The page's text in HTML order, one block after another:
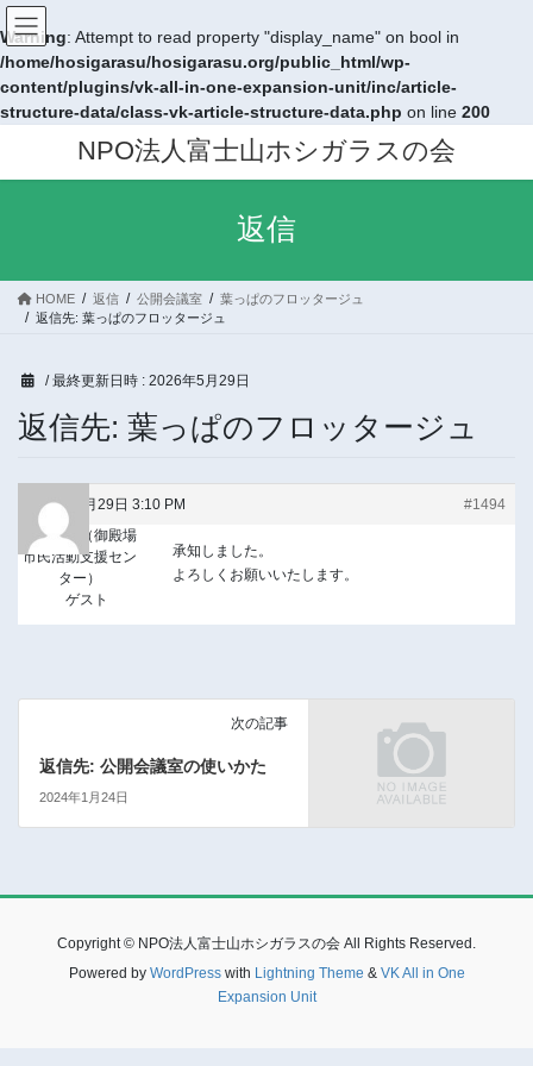
Warning: Attempt to read property "display_name" on bool in
/home/hosigarasu/hosigarasu.org/public_html/wp-
content/plugins/vk-all-in-one-expansion-unit/inc/article-
structure-data/class-vk-article-structure-data.php on line 200
テ
ス
ゲ
ン
NPO法人富士山ホシガラスの会
返信
HOME 返信 公開会議室
葉っぱのフロッタージュ
返信先: 葉っぱのフロッタージュ
/ 最終更新日時 : 2026年5月29日
返信先: 葉っぱのフロッタージュ
2026年5月29日 3:10 PM
#1494
村上久人（御殿場
市民活動支援セン
ター）
ゲスト
承知しました。
よろしくお願いいたします。
次の記事
返信先: 公開会議室の使いかた
2024年1月24日
Copyright © NPO法人富士山ホシガラスの会 All Rights Reserved.
Powered by WordPresswith Lightning Theme & VK All in One
Expansion Unit